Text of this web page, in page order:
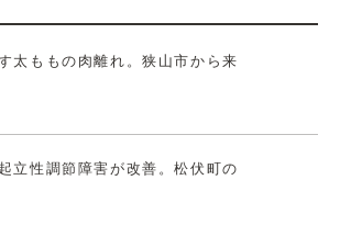
太ももの肉離れ。狭山市から来
立性調節障害が改善。松伏町の